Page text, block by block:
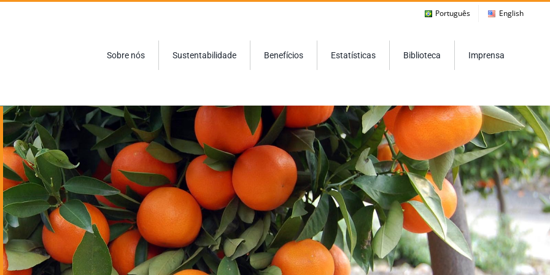
Português English
Sobre nós Sustentabilidade Benefícios Estatísticas Biblioteca Imprensa